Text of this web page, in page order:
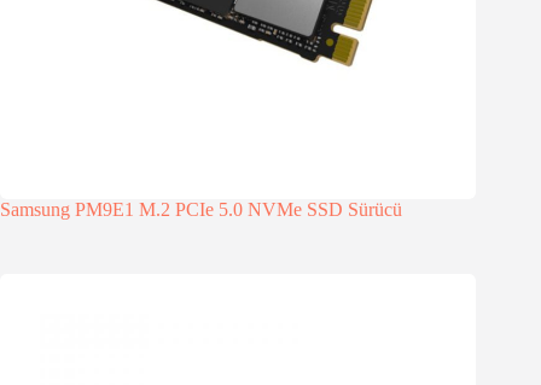
Samsung PM9E1 M.2 PCIe 5.0 NVMe SSD Sürücü